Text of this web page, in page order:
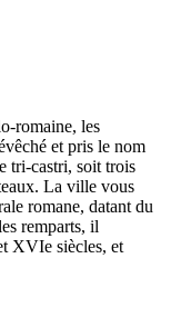
romaine, les
et pris le nom
tri-castri, soit trois
La ville vous
romane, datant du
remparts, il
XVIe siècles, et